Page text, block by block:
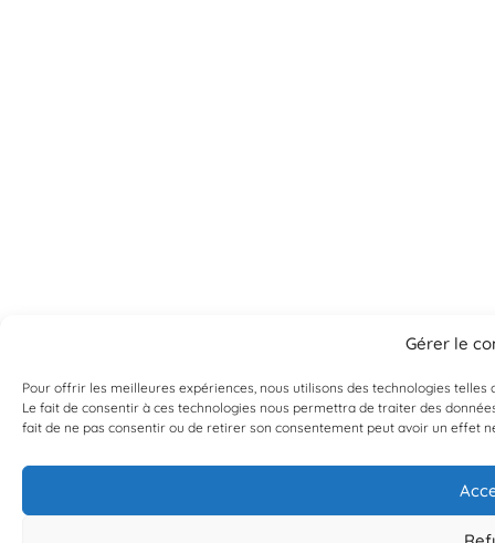
Gérer le
Pour offrir les meilleures expériences, nous utilisons des technologies
Le fait de consentir à ces technologies nous permettra de traiter des
fait de ne pas consentir ou de retirer son consentement peut avoir un effet